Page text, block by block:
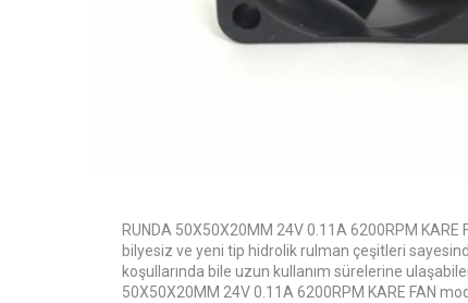
RUNDA 50X50X20MM 24V 0.11A 6200RPM KARE
bilyesiz ve yeni tip hidrolik rulman çeşitleri
koşullarında bile uzun kullanım sürelerine
50X50X20MM 24V 0.11A 6200RPM KARE FAN